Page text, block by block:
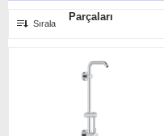
Parçaları
Sırala